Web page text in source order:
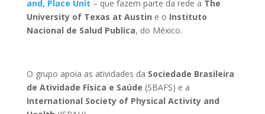
and, Place Unit – que fazem parte da rede a The
University of Texas at Austin e o Instituto
Nacional de Salud Publica, do México.
O grupo apoia as atividades da Sociedade Brasileira
de Atividade Física e Saúde (SBAFS) e a
International Society of Physical Activity and